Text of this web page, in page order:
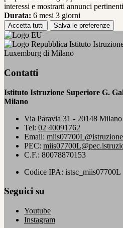
interessi e mostrarti annunci
Durata: 6 mesi 3 giorni
Accetta tutti Salva le preferenze
Istituto
Luxemburg di Milano
Contatti
Istituto Istruzione Superiore G.
Milano
Via Paravia 31 - 20148 Milano
Tel: 02 40091762
Email:
PEC:
C.F.: 80078870153
Codice IPA: istsc_miis07700L
Seguici su
Youtube
Instagram